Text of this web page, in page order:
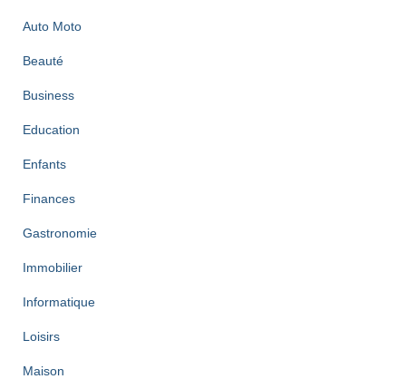
Auto Moto
Beauté
Business
Education
Enfants
Finances
Gastronomie
Immobilier
Informatique
Loisirs
Maison